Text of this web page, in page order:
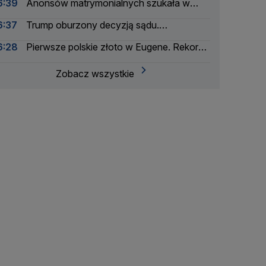
Anonsów matrymonialnych szukała w
Trump oburzony decyzją sądu.
Pierwsze polskie złoto w Eugene. Rekord
Zobacz wszystkie